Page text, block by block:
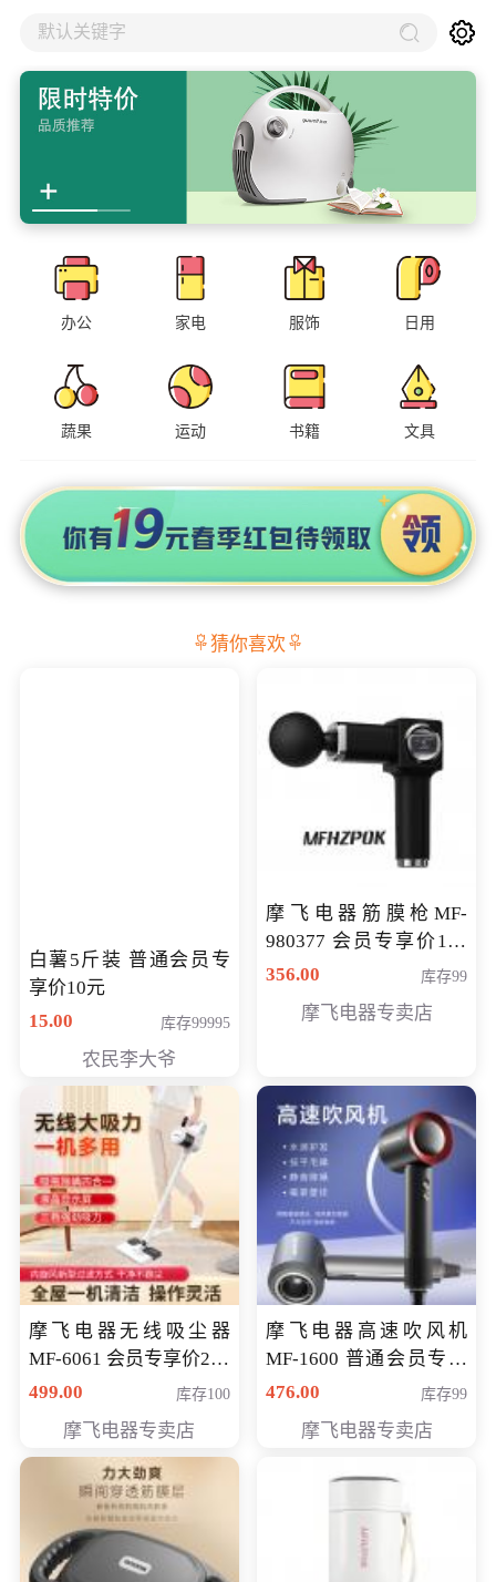
默认关键字
办公 家电 服饰 日用
蔬果 运动 书籍 文具
猜你喜欢
白薯5斤装 普通会员专
享价10元
15.00
库存99995
农民李大爷
摩飞电器筋膜枪MF-
980377 会员专享价199
元
356.00 库存99
摩飞电器专卖店
摩飞电器无线吸尘器
MF-6061 会员专享价299
元
499.00 库存100
摩飞电器专卖店
摩飞电器高速吹风机
MF-1600 普通会员专享
价298元
476.00 库存99
摩飞电器专卖店